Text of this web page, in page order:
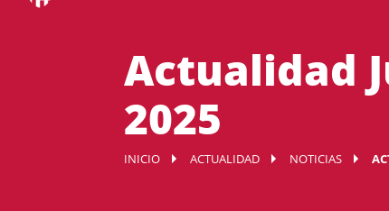
Actualidad
2025
INICIO ACTUALIDAD NOTICIAS